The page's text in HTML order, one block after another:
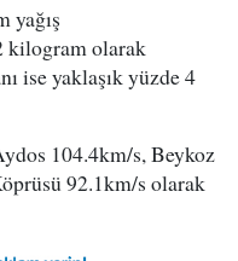
yağış
kilogram olarak
ise yaklaşık yüzde 4
104.4km/s, Beykoz
92.1km/s olarak